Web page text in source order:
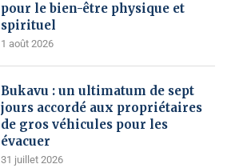
pour le bien-être physique et
spirituel
1 août 2026
Bukavu : un ultimatum de sept
jours accordé aux propriétaires
de gros véhicules pour les
évacuer
31 juillet 2026